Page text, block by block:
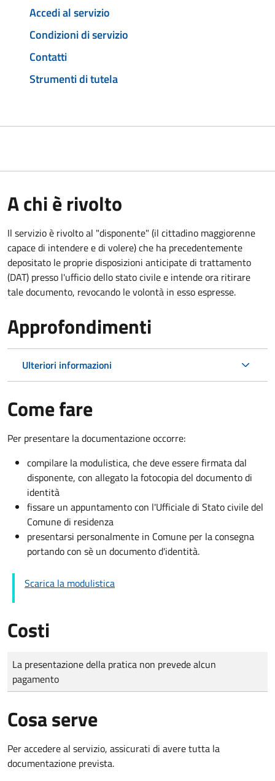
Accedi al servizio
Condizioni di servizio
Contatti
Strumenti di tutela
A chi è rivolto
Il servizio è rivolto al "disponente" (il cittadino maggiorenne
capace di intendere e di volere) che ha precedentemente
depositato le proprie disposizioni anticipate di trattamento
(DAT) presso l'ufficio dello stato civile e intende ora ritirare
tale documento, revocando le volontà in esso espresse.
Approfondimenti
Ulteriori informazioni
Come fare
Per presentare la documentazione occorre:
compilare la modulistica, che deve essere firmata dal
disponente, con allegato la fotocopia del documento di
identità
fissare un appuntamento con l'Ufficiale di Stato civile del
Comune di residenza
presentarsi personalmente in Comune per la consegna
portando con sè un documento d'identità.
Scarica la modulistica
Costi
Tipo di pagamento
Importo
La presentazione della pratica non prevede alcun
pagamento
Cosa serve
Per accedere al servizio, assicurati di avere tutta la
documentazione prevista.